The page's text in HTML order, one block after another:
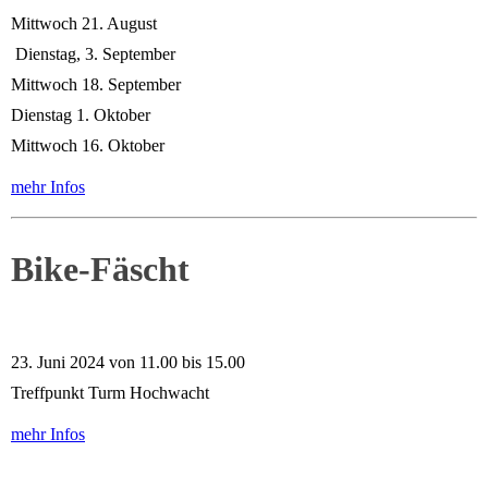
Mittwoch 21. August
Dienstag, 3. September
Mittwoch 18. September
Dienstag 1. Oktober
Mittwoch 16. Oktober
mehr Infos
Bike-Fäscht
23. Juni 2024 von 11.00 bis 15.00
Treffpunkt Turm Hochwacht
mehr Infos